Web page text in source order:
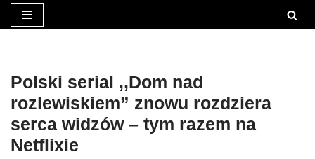
treści
Polski serial ,,Dom nad
rozlewiskiem” znowu rozdziera
serca widzów – tym razem na
Netflixie